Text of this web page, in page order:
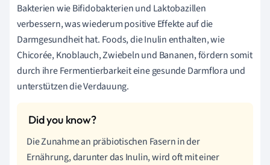
Bakterien wie Bifidobakterien und Laktobazillen
verbessern, was wiederum positive Effekte auf die
Darmgesundheit hat. Foods, die Inulin enthalten, wie
Chicorée, Knoblauch, Zwiebeln und Bananen, fördern somit
durch ihre Fermentierbarkeit eine gesunde Darmflora und
unterstützen die Verdauung.
Die Zunahme an präbiotischen Fasern in der
Ernährung, darunter das Inulin, wird oft mit einer